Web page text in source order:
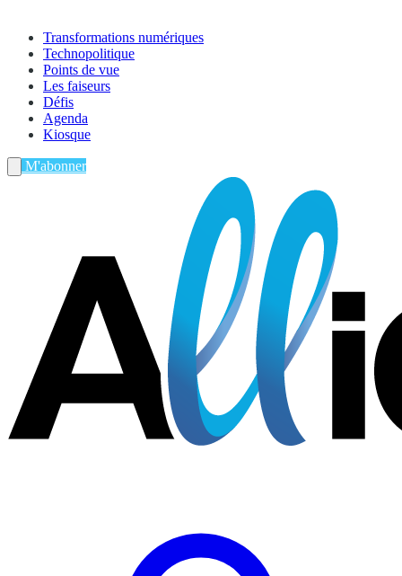
Transformations numériques
Technopolitique
Points de vue
Les faiseurs
Défis
Agenda
Kiosque
M'abonner